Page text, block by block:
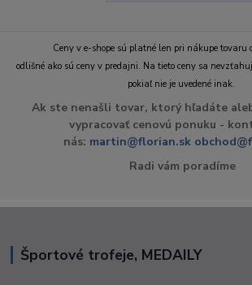
Ceny v e-shope sú platné len pri nákupe tovaru
odlišné ako sú ceny v predajni. Na tieto ceny sa
pokiaľ nie je uvedené inak.
Ak ste nenašli tovar, ktorý hľadáte
vypracovať cenovú ponuku -
nás: martin@florian.sk
Radi vám poradíme
Športové trofeje, MEDAILY